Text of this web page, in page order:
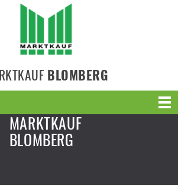
BLOMBERG
MARKTKAUF
BLOMBERG